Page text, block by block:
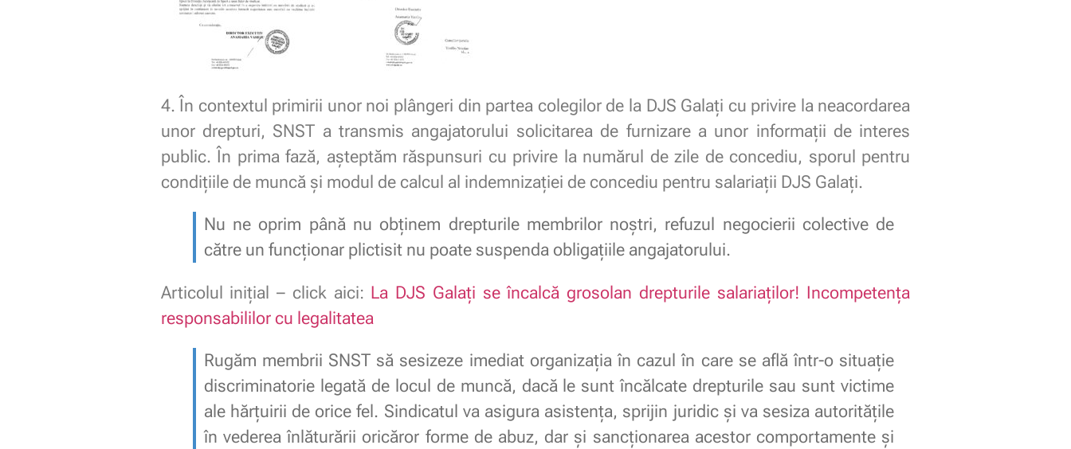
4. În contextul primirii unor noi plângeri din partea colegilor de la DJS Galați cu privire la neacordarea
unor drepturi, SNST a transmis angajatorului solicitarea de furnizare a unor informații de interes
public. În prima fază, așteptăm răspunsuri cu privire la numărul de zile de concediu, sporul pentru
condițiile de muncă și modul de calcul al indemnizației de concediu pentru salariații DJS Galați.
Nu ne oprim până nu obținem drepturile membrilor noștri, refuzul negocierii colective de
către un funcționar plictisit nu poate suspenda obligațiile angajatorului.
Articolul inițial – click aici: La DJS Galați se încalcă grosolan drepturile salariaților! Incompetența
responsabililor cu legalitatea
Rugăm membrii SNST să sesizeze imediat organizația în cazul în care se află într-o situație
discriminatorie legată de locul de muncă, dacă le sunt încălcate drepturile sau sunt victime
ale hărțuirii de orice fel. Sindicatul va asigura asistența, sprijin juridic și va sesiza autoritățile
în vederea înlăturării oricăror forme de abuz, dar și sancționarea acestor comportamente și